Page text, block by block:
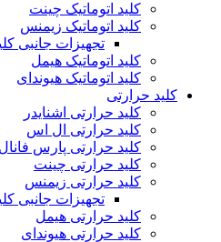
کلید اتوماتیک چینت
کلید اتوماتیک زیمنس
تجهیزات جانبی
کلید اتوماتیک هیمل
کلید اتوماتیک هیوندای
کلید حرارتی
کلید حرارتی اشنایدر
کلید حرارتی ال اس
کلید حرارتی پارس فانال
کلید حرارتی چینت
کلید حرارتی زیمنس
تجهیزات جانبی
کلید حرارتی هیمل
کلید حرارتی هیوندای